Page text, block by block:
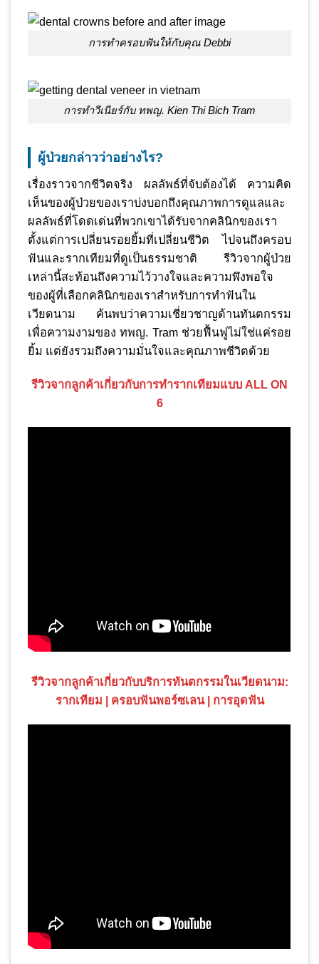
การทำครอบฟันให้กับคุณ Debbi
การทำวีเนียร์กับ ทพญ. Kien Thi Bich Tram
ผู้ป่วยกล่าวว่าอย่างไร?
เรื่องราวจากชีวิตจริง ผลลัพธ์ที่จับต้องได้ ความคิด
เห็นของผู้ป่วยของเราบ่งบอกถึงคุณภาพการดูแลและ
ผลลัพธ์ที่โดดเด่นที่พวกเขาได้รับจากคลินิกของเรา
ตั้งแต่การเปลี่ยนรอยยิ้มที่เปลี่ยนชีวิต ไปจนถึงครอบ
ฟันและรากเทียมที่ดูเป็นธรรมชาติ รีวิวจากผู้ป่วย
เหล่านี้สะท้อนถึงความไว้วางใจและความพึงพอใจ
ของผู้ที่เลือกคลินิกของเราสำหรับการทำฟันใน
เวียดนาม ค้นพบว่าความเชี่ยวชาญด้านทันตกรรม
เพื่อความงามของ ทพญ. Tram ช่วยฟื้นฟูไม่ใช่แค่รอย
ยิ้ม แต่ยังรวมถึงความมั่นใจและคุณภาพชีวิตด้วย
รีวิวจากลูกค้าเกี่ยวกับการทำรากเทียมแบบ ALL ON
6
รีวิวจากลูกค้าเกี่ยวกับบริการทันตกรรมในเวียดนาม:
รากเทียม | ครอบฟันพอร์ซเลน | การอุดฟัน